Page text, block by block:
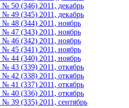
№ 50 (346) 2011, декабрь
№ 49 (345) 2011, декабрь
№ 48 (344) 2011, ноябрь
№ 47 (343) 2011, ноябрь
№ 46 (342) 2011, ноябрь
№ 45 (341) 2011, ноябрь
№ 44 (340) 2011, ноябрь
№ 43 (339) 2011, откябрь
№ 42 (338) 2011, откябрь
№ 41 (337) 2011, откябрь
№ 40 (336) 2011, откябрь
№ 39 (335) 2011, сентябрь